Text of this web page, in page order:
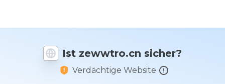
Ist zewwtro.cn sicher?
Verdächtige Website
würden
Skala von